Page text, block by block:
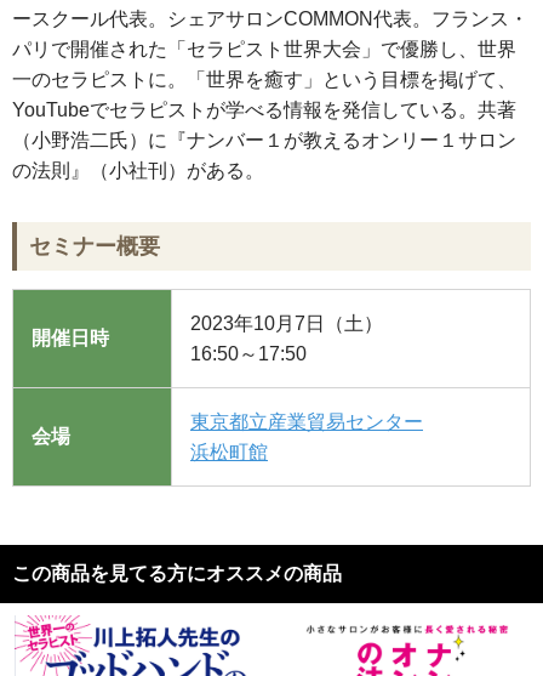
ースクール代表。シェアサロンCOMMON代表。フランス・
パリで開催された「セラピスト世界大会」で優勝し、世界
一のセラピストに。「世界を癒す」という目標を掲げて、
YouTubeでセラピストが学べる情報を発信している。共著
（小野浩二氏）に『ナンバー１が教えるオンリー１サロン
の法則』（小社刊）がある。
セミナー概要
開催日時
2023年10月7日（土）
16:50～17:50
会場
東京都立産業貿易センター
浜松町館
この商品を見てる方にオススメの商品